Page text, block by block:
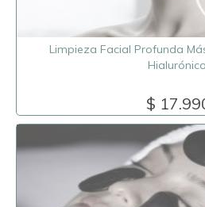
Limpieza Facial Profunda
$